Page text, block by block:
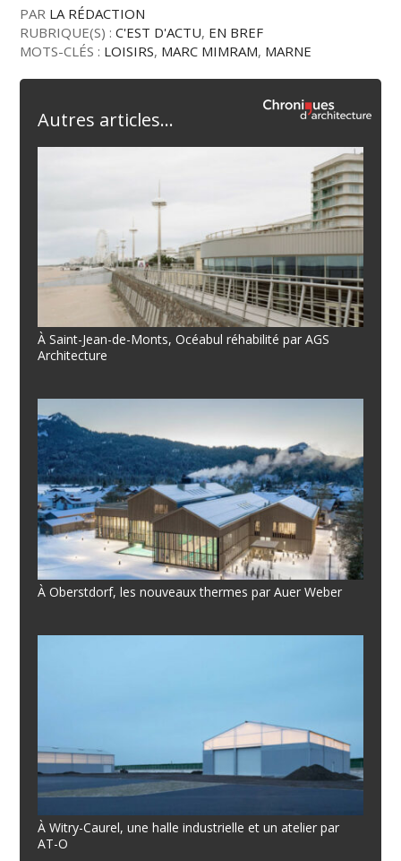
PAR LA RÉDACTION
RUBRIQUE(S) :C'EST D'ACTU, EN BREF
MOTS-CLÉS : LOISIRS, MARC MIMRAM, MARNE
Autres articles...
À Saint-Jean-de-Monts, Océabul réhabilité par AGS
Architecture
À Oberstdorf, les nouveaux thermes par Auer Weber
À Witry-Caurel, une halle industrielle et un atelier par
AT-O